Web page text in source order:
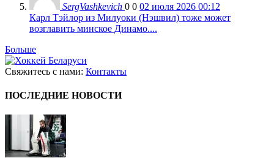
SergVashkevich 0 0 02 июля 2026 00:12
Карл Тэйлор из Милуоки (Нэшвил) тоже может
возглавить минское Динамо....
Больше
Свяжитесь с нами: Контакты
ПОСЛЕДНИЕ НОВОСТИ